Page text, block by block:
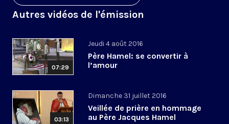
Autres vidéos de l'émission
07:29
Jeudi 4 août 2016
Père Hamel: se convertir à
l’amour
03:13
Dimanche 31 juillet 2016
Veillée de prière en hommage
au Père Jacques Hamel